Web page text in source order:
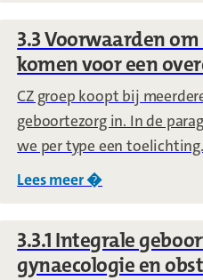
3.3 Voorwaarden
komen voor een
CZ groep koopt bij
geboortezorg in. In de
we per type een toelichting.
Lees meer �
3.3.1 Integrale
gynaecologie en